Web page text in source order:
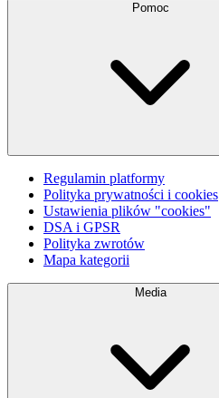
Pomoc
Regulamin platformy
Polityka prywatności i cookies
Ustawienia plików "cookies"
DSA i GPSR
Polityka zwrotów
Mapa kategorii
Media